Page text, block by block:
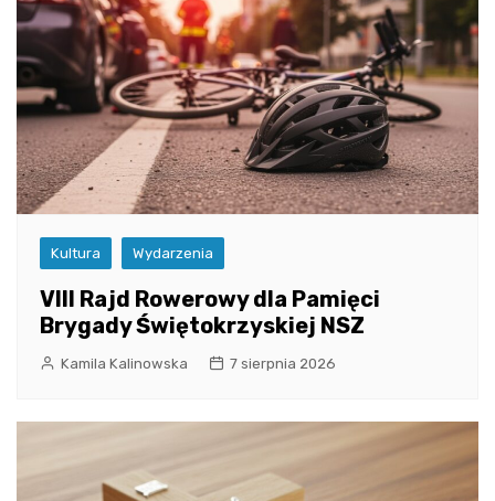
Kultura Wydarzenia
VIII Rajd Rowerowy dla Pamięci
Brygady Świętokrzyskiej NSZ
Kamila Kalinowska 7 sierpnia 2026